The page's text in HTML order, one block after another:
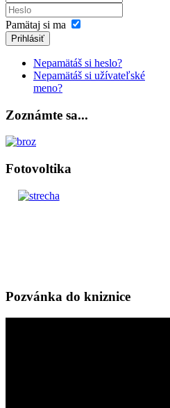
Pamätaj si ma
Prihlásiť
Nepamätáš si heslo?
Nepamätáš si užívateľské
meno?
Zoznámte sa...
Fotovoltika
Pozvánka do kniznice